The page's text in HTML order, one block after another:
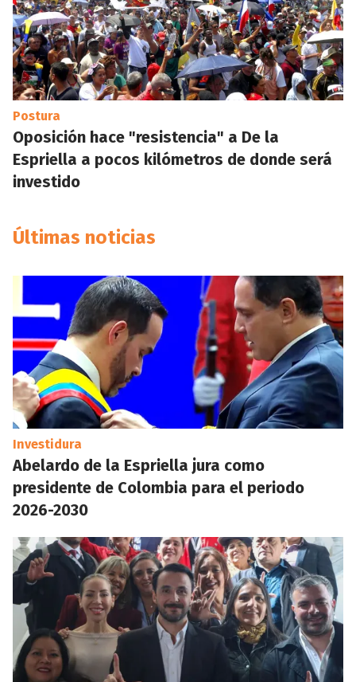
Postura
Oposición hace "resistencia" a De la
Espriella a pocos kilómetros de donde será
investido
Últimas noticias
Investidura
Abelardo de la Espriella jura como
presidente de Colombia para el periodo
2026-2030